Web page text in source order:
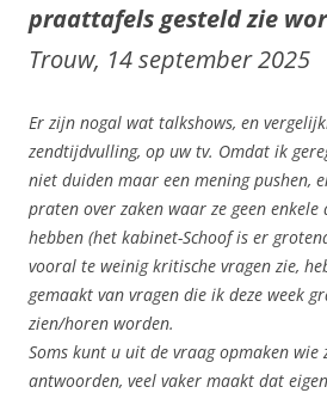
praattafels gesteld zie
Trouw, 14 september 2025
Er zijn nogal wat talkshows, en
zendtijdvulling, op uw tv. Omdat ik
niet duiden maar een mening pushen,
praten over zaken waar ze geen enkele
hebben (het kabinet-Schoof is er
vooral te weinig kritische vragen zie,
gemaakt van vragen die ik deze week
zien/horen worden.
Soms kunt u uit de vraag opmaken wie
antwoorden, veel vaker maakt dat